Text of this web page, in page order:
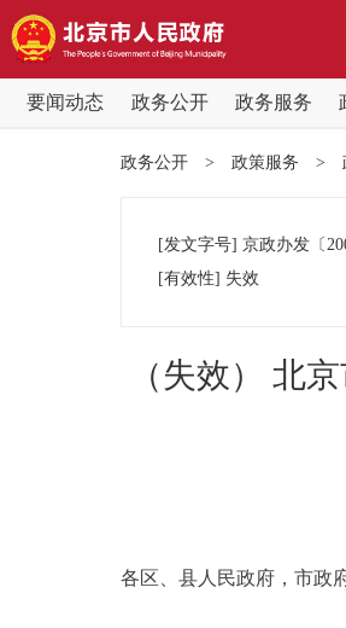
要闻动态 政务公开 政务服务
党中央精神
政务公开
政务公开 > 政策服务 >
[发文字号] 京政办发 〔
[有效性] 失效
（失效） 北
各区、县人民政府，市政